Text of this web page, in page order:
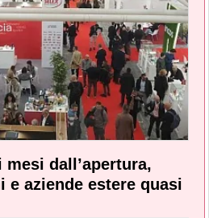
mesi dall’apertura,
e aziende estere quasi